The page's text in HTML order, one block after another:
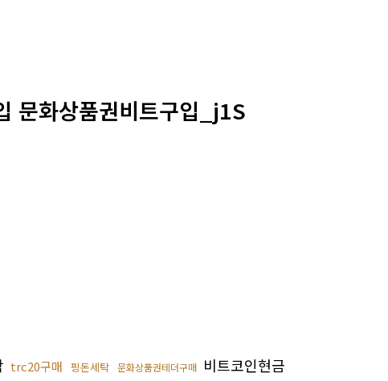
문화상품권비트구입_j1S
trc20구매 핑돈세탁 문화상품권테더구매 비트코인현금